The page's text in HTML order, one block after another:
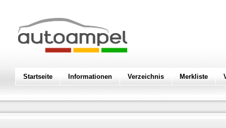
Startseite Informationen Verzeichnis Merkliste